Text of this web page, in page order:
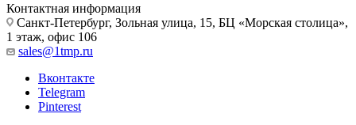
Контактная информация
Санкт-Петербург, Зольная улица, 15, БЦ «Морская столица»,
1 этаж, офис 106
sales@1tmp.ru
Вконтакте
Telegram
Pinterest